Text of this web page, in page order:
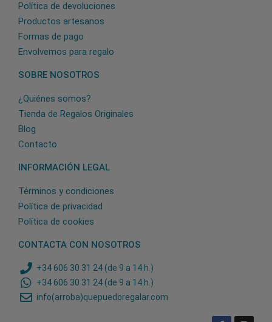
Política de devoluciones
Productos artesanos
Formas de pago
Envolvemos para regalo
SOBRE NOSOTROS
¿Quiénes somos?
Tienda de Regalos Originales
Blog
Contacto
INFORMACIÓN LEGAL
Términos y condiciones
Política de privacidad
Política de cookies
CONTACTA CON NOSOTROS
+34 606 30 31 24 (de 9 a 14 h.)
+34 606 30 31 24 (de 9 a 14 h.)
info(arroba)quepuedoregalar.com